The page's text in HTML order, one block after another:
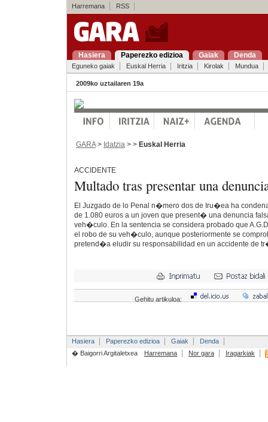
Harremana RSS
Hasiera Paperezko edizioa Gaiak Denda
Eguneko gaiak Euskal Herria Iritzia Kirolak Mundua
2009ko uztailaren 19a
GARA> Idatzia > > Euskal Herria
ACCIDENTE
Multado tras presentar una
El Juzgado de lo Penal n�mero dos de Iru�ea ha
de 1.080 euros a un joven que present� una denuncia
veh�culo. En la sentencia se considera probado que
el robo de su veh�culo, aunque posteriormente se
pretend�a eludir su responsabilidad en un accidente de
Gehitu artikuloa:
Hasiera Paperezko edizioa Gaiak
Denda
� Baigorri Argitaletxea
Harremana Nor gara Iragarkiak